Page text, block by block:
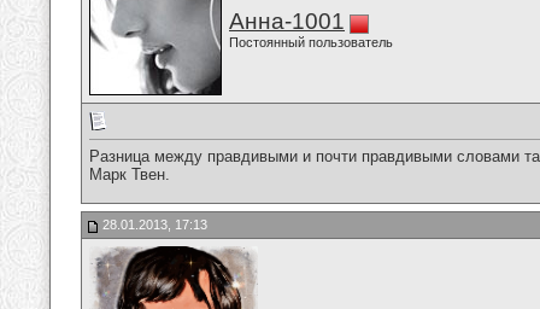
Анна-1001
Постоянный пользователь
Разница между правдивыми и почти правдивыми словами
Марк Твен.
28.01.2013, 17:13